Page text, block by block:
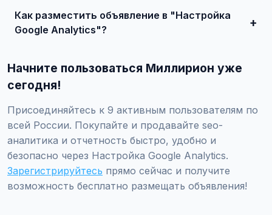
Как разместить объявление в "Настройка
Google Analytics"?
/ SEO-аналитика и отчетность / Настройка Google
Analytics", заполните форму и опубликуйте. Первые
объявления — бесплатно!
Начните пользоваться Миллирион уже
сегодня!
Присоединяйтесь к 9 активным пользователям по
всей России. Покупайте и продавайте seo-
аналитика и отчетность быстро, удобно и
безопасно через Настройка Google Analytics.
Зарегистрируйтесь прямо сейчас и получите
возможность бесплатно размещать объявления!